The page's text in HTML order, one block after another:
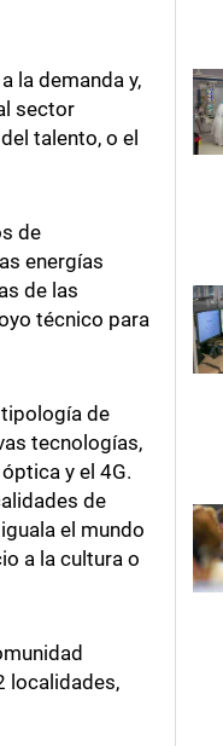
la demanda y,
sector
talento, o el
de
energías
de las
técnico para
tipología de
tecnologías,
y el 4G.
de
el mundo
a la cultura o
localidades,